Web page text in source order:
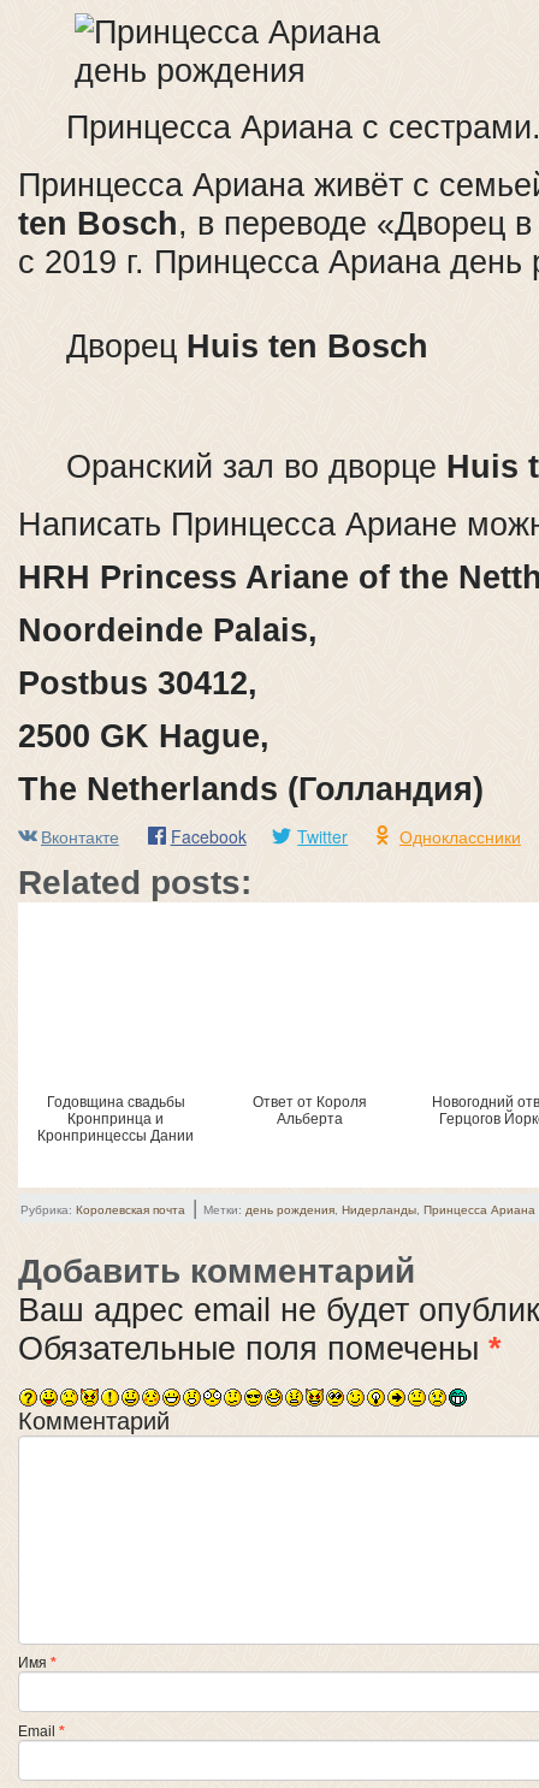
Принцесса Ариана с
Принцесса Ариана живёт с
ten Bosch, в переводе «Дворец
с 2019 г. Принцесса Ариана день
Дворец Huis ten Bosch
Оранский зал во дворце Huis
Написать Принцесса Ариане
HRH Princess Ariane of the
Noordeinde Palais,
Postbus 30412,
2500 GK Hague,
The Netherlands (Голландия)
Вконтакте Facebook Twitter Одноклассники
Related posts:
Годовщина свадьбы
Кронпринца и
Кронпринцессы Дании
Ответ от Короля
Альберта
Новогодний
Герцогов
Рубрика: Королевская почта | Метки: день рождения Нидерланды Принцесса Ариана
Добавить комментарий
Ваш адрес email не будет
Обязательные поля помечены *
Комментарий
Имя *
Email *